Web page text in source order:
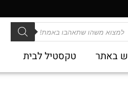
באתר
טקסטיל לבית